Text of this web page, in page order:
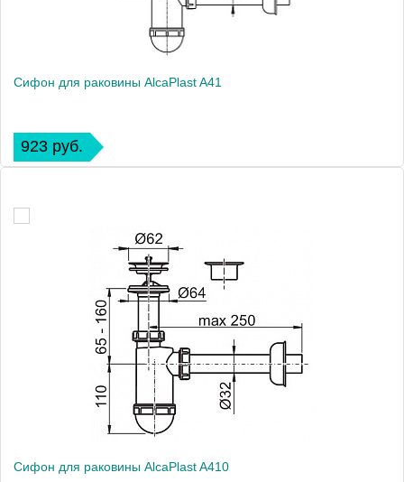
Сифон для раковины AlcaPlast A41
923 руб.
Сифон для раковины AlcaPlast A410